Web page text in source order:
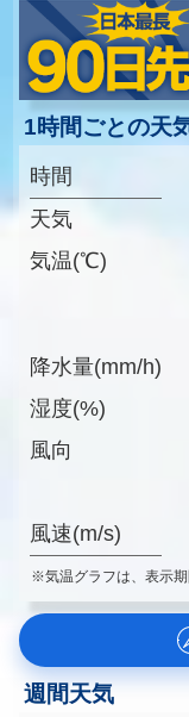
1時間ごとの天
時間
天気
気温(℃)
降水量(mm/h)
湿度(%)
風向
風速(m/s)
※気温グラフは、表示期
週間天気